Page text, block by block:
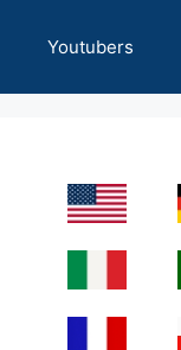
Youtubers